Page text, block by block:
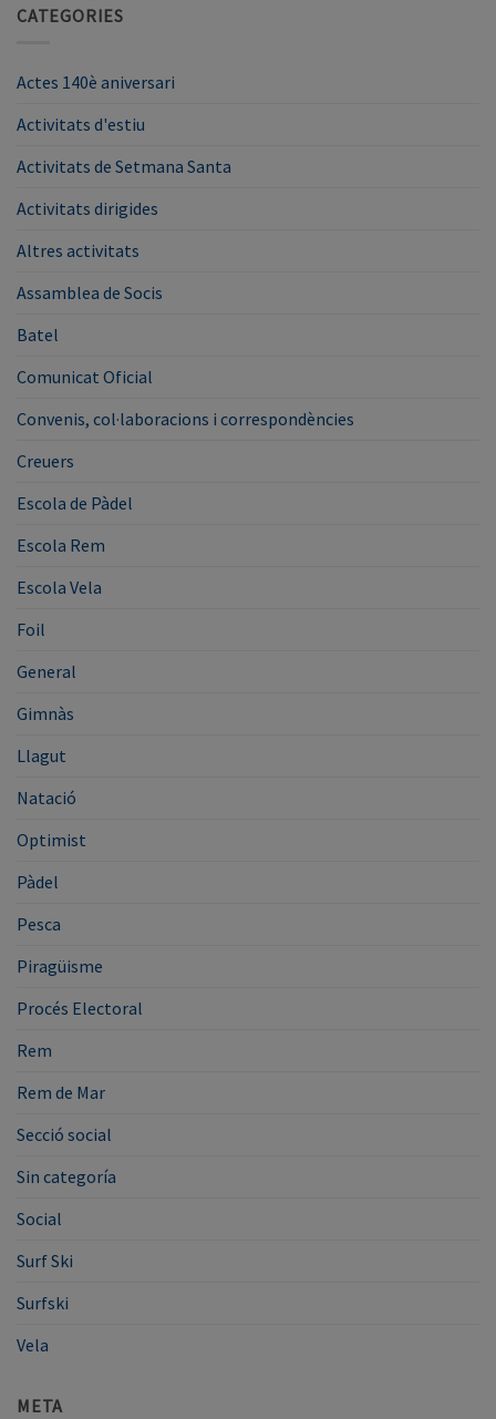
CATEGORIES
Actes 140è aniversari
Activitats d'estiu
Activitats de Setmana Santa
Activitats dirigides
Altres activitats
Assamblea de Socis
Batel
Comunicat Oficial
Convenis, col·laboracions i correspondències
Creuers
Escola de Pàdel
Escola Rem
Escola Vela
Foil
General
Gimnàs
Llagut
Natació
Optimist
Pàdel
Pesca
Piragüisme
Procés Electoral
Rem
Rem de Mar
Secció social
Sin categoría
Social
Surf Ski
Surfski
Vela
META